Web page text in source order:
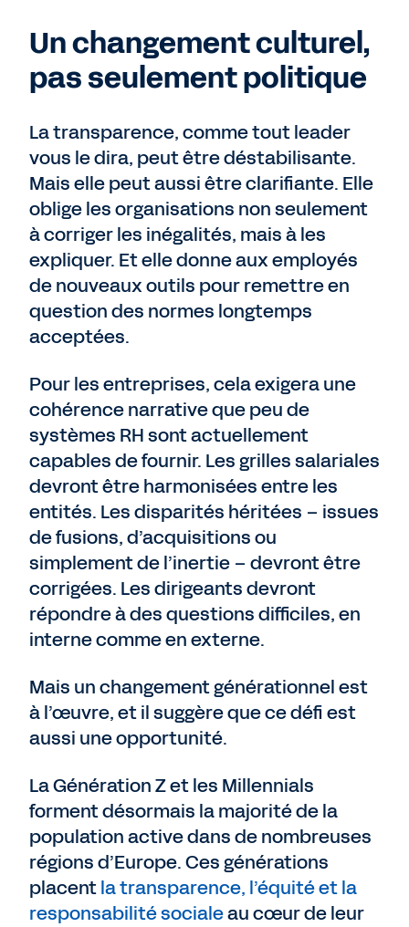
Un changement culturel,
pas seulement politique
La transparence, comme tout leader
vous le dira, peut être déstabilisante.
Mais elle peut aussi être clarifiante. Elle
oblige les organisations non seulement
à corriger les inégalités, mais à les
expliquer. Et elle donne aux employés
de nouveaux outils pour remettre en
question des normes longtemps
acceptées.
Pour les entreprises, cela exigera une
cohérence narrative que peu de
systèmes RH sont actuellement
capables de fournir. Les grilles salariales
devront être harmonisées entre les
entités. Les disparités héritées – issues
de fusions, d’acquisitions ou
simplement de l’inertie – devront être
corrigées. Les dirigeants devront
répondre à des questions difficiles, en
interne comme en externe.
Mais un changement générationnel est
à l’œuvre, et il suggère que ce défi est
aussi une opportunité.
La Génération Z et les Millennials
forment désormais la majorité de la
population active dans de nombreuses
régions d’Europe. Ces générations
placentla transparence, l’équité et la
responsabilité socialeau cœur de leur